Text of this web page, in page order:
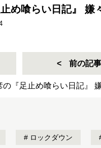
め喰らい日記』 嫌
前の記事
の『足止め喰らい日記』
ロックダウン